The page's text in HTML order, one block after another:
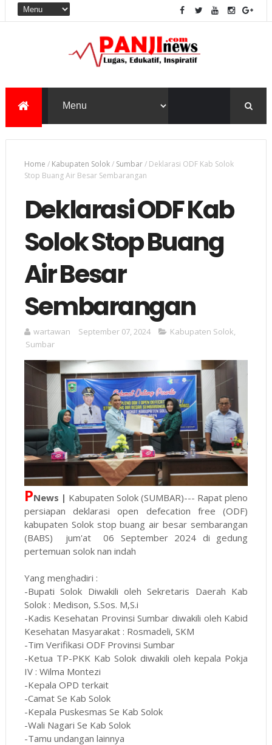
Home / Kabupaten Solok/ Sumbar/ Deklarasi ODF Kab Solok
Stop Buang Air Besar Sembarangan
Deklarasi ODF Kab
Solok Stop Buang
Air Besar
Sembarangan
wartawan September 07, 2024 Kabupaten Solok
Sumbar
PNews | Kabupaten Solok (SUMBAR)--- Rapat pleno
persiapan deklarasi open defecation free (ODF)
kabupaten Solok stop buang air besar sembarangan
(BABS) jum'at 06 September 2024 di gedung
pertemuan solok nan indah
Yang menghadiri :
-Bupati Solok Diwakili oleh Sekretaris Daerah Kab
Solok : Medison, S.Sos. M,S.i
-Kadis Kesehatan Provinsi Sumbar diwakili oleh Kabid
Kesehatan Masyarakat : Rosmadeli, SKM
-Tim Verifikasi ODF Provinsi Sumbar
-Ketua TP-PKK Kab Solok diwakili oleh kepala Pokja
IV : Wilma Montezi
-Kepala OPD terkait
-Camat Se Kab Solok
-Kepala Puskesmas Se Kab Solok
-Wali Nagari Se Kab Solok
-Tamu undangan lainnya